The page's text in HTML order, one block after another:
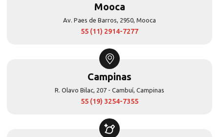
Mooca
Av. Paes de Barros, 2950, Mooca
55 (11) 2914-7277
Campinas
R. Olavo Bilac, 207 - Cambuí, Campinas
55 (19) 3254-7355